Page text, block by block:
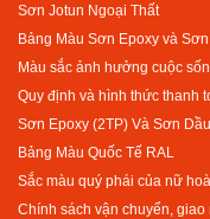
Sơn Jotun Ngoại Thất
Bảng Màu Sơn Epoxy và
Màu sắc ảnh hưởng cuộc
Quy định và hình thức thanh
Sơn Epoxy (2TP) Và Sơn Dầu
Bảng Màu Quốc Tế RAL
Sắc màu quý phái của nữ
Chính sách vận chuyển, giao